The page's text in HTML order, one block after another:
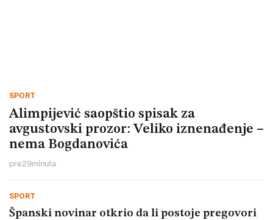
SPORT
Alimpijević saopštio spisak za
avgustovski prozor: Veliko iznenađenje –
nema Bogdanovića
pre29minuta
SPORT
Španski novinar otkrio da li postoje pregovori